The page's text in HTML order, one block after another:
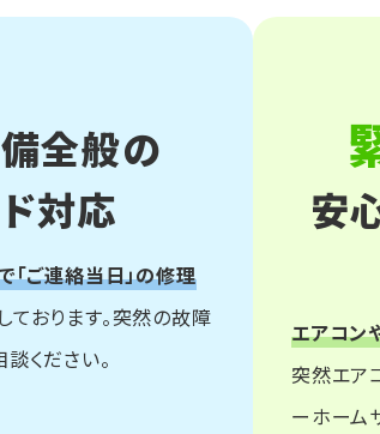
全般の
対応
「ご連絡当日」の修理
おります。突然の故障
ください。
安
エアコン
突然エア
ーホーム